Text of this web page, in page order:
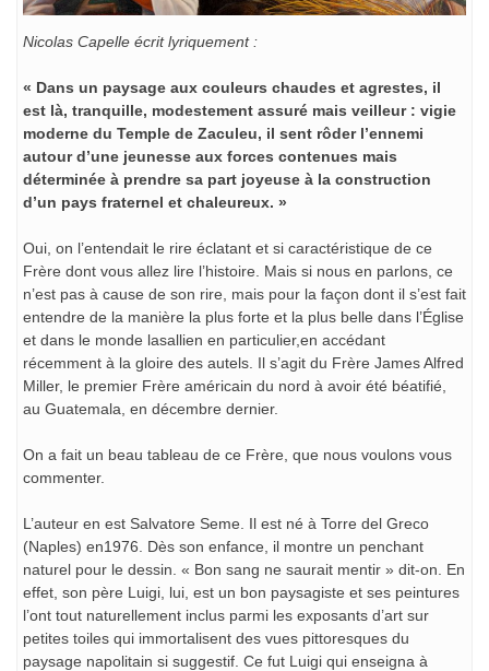
Nicolas Capelle écrit lyriquement :
« Dans un paysage aux couleurs chaudes et agrestes, il
est là, tranquille, modestement assuré mais veilleur : vigie
moderne du Temple de Zaculeu, il sent rôder l’ennemi
autour d’une jeunesse aux forces contenues mais
déterminée à prendre sa part joyeuse à la construction
d’un pays fraternel et chaleureux. »
Oui, on l’entendait le rire éclatant et si caractéristique de ce
Frère dont vous allez lire l’histoire. Mais si nous en parlons, ce
n’est pas à cause de son rire, mais pour la façon dont il s’est fait
entendre de la manière la plus forte et la plus belle dans l’Église
et dans le monde lasallien en particulier,en accédant
récemment à la gloire des autels. Il s’agit du Frère James Alfred
Miller, le premier Frère américain du nord à avoir été béatifié,
au Guatemala, en décembre dernier.
On a fait un beau tableau de ce Frère, que nous voulons vous
commenter.
L’auteur en est Salvatore Seme. Il est né à Torre del Greco
(Naples) en1976. Dès son enfance, il montre un penchant
naturel pour le dessin. « Bon sang ne saurait mentir » dit-on. En
effet, son père Luigi, lui, est un bon paysagiste et ses peintures
l’ont tout naturellement inclus parmi les exposants d’art sur
petites toiles qui immortalisent des vues pittoresques du
paysage napolitain si suggestif. Ce fut Luigi qui enseigna à